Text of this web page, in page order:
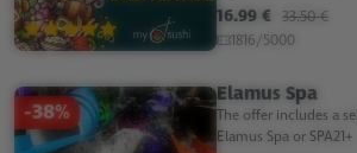
(155)
16.99 € 33.50 €
1816/5000
-38%
Elamus Spa
The offer includes a
Elamus Spa or SPA21+